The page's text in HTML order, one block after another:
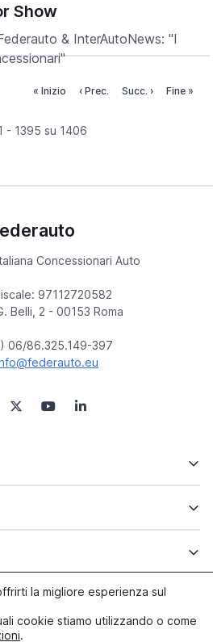
Show
& InterAutoNews: "I
- 1395 su 1406
« Inizio ‹ Prec. Succ. › Fine »
Concessionari Auto
97112720582
Belli, 2 - 00153 Roma
06/86.325.149-397
la migliore esperienza sul
cookie stiamo utilizzando o come
.